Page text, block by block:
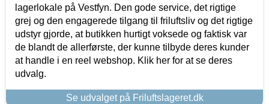
lagerlokale på Vestfyn. Den gode service, det rigtige
grej og den engagerede tilgang til friluftsliv og det rigtige
udstyr gjorde, at butikken hurtigt voksede og faktisk var
de blandt de allerførste, der kunne tilbyde deres kunder
at handle i en reel webshop. Klik her for at se deres
udvalg.
Se udvalget på Friluftslageret.dk